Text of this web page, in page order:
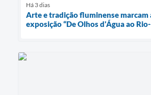
Há 3 dias
Arte e tradição fluminense marcam
exposição “De Olhos d'Água ao